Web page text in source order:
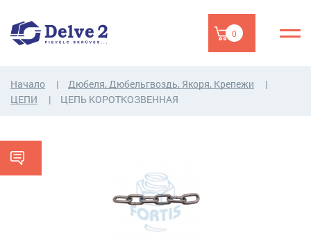
0
Начало
Дюбеля, Дюбельгвоздь, Якоря, Крепежи
ЦЕПИ
ЦЕПЬ КОРОТКОЗВЕННАЯ